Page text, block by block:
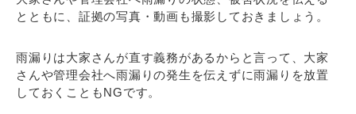
とともに、証拠の写真・動画も撮影しておきましょう。
雨漏りは大家さんが直す義務があるからと言って、大家
さんや管理会社へ雨漏りの発生を伝えずに雨漏りを放置
しておくこともNGです。